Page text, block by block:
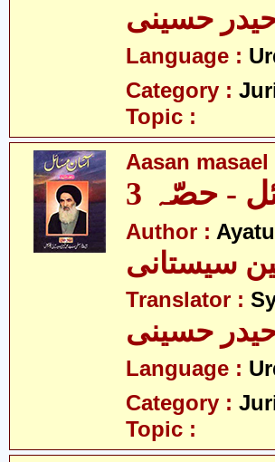
حیدر حسینی
Language :
Category :
Topic :
Aasan
- حصّہ 3
Author :
سیستانی
Translator :
حیدر حسینی
Language :
Category :
Topic :